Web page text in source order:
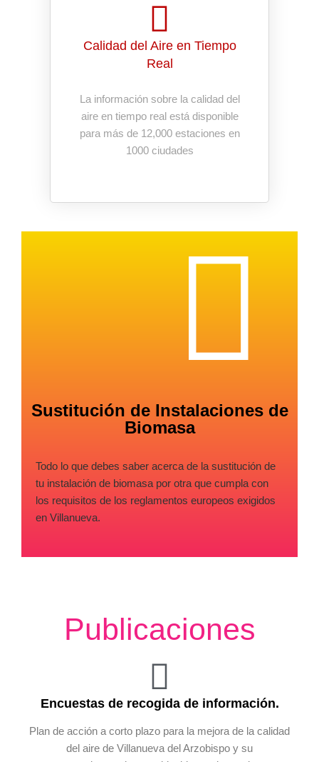
Calidad del Aire en Tiempo
Real
La información sobre la calidad del
aire en tiempo real está disponible
para más de 12,000 estaciones en
1000 ciudades
Sustitución de Instalaciones de
Biomasa
Todo lo que debes saber acerca de la sustitución de
tu instalación de biomasa por otra que cumpla con
los requisitos de los reglamentos europeos exigidos
en Villanueva.
Publicaciones
Encuestas de recogida de información.
Plan de acción a corto plazo para la mejora de la calidad
del aire de Villanueva del Arzobispo y su